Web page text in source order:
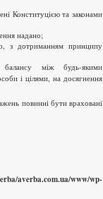
Конституцією та законами
надано;
з дотриманням принципу
між будь-якими
і цілями, на досягнення
повинні бути враховані
averba.com.ua/www/wp-